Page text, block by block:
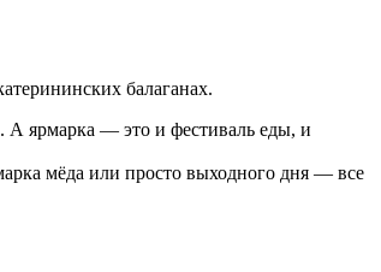
балаганах.
А ярмарка — это и фестиваль еды, и
мёда или просто выходного дня — все